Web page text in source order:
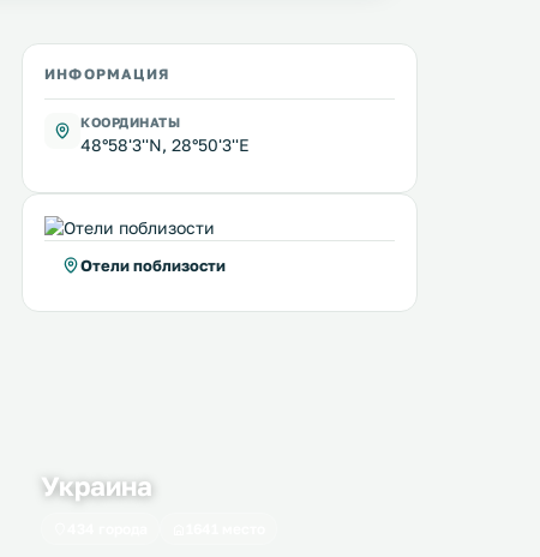
7 … 20 $
ИНФОРМАЦИЯ
КООРДИНАТЫ
48°58'3''N, 28°50'3''E
Отели поблизости
Украина